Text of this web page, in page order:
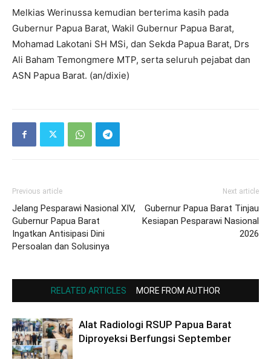
Melkias Werinussa kemudian berterima kasih pada
Gubernur Papua Barat, Wakil Gubernur Papua Barat,
Mohamad Lakotani SH MSi, dan Sekda Papua Barat, Drs
Ali Baham Temongmere MTP, serta seluruh pejabat dan
ASN Papua Barat. (an/dixie)
Previous article
Jelang Pesparawi Nasional XIV,
Gubernur Papua Barat
Ingatkan Antisipasi Dini
Persoalan dan Solusinya
Next article
Gubernur Papua Barat Tinjau
Kesiapan Pesparawi Nasional
2026
RELATED ARTICLES MORE FROM AUTHOR
Alat Radiologi RSUP Papua Barat
Diproyeksi Berfungsi September